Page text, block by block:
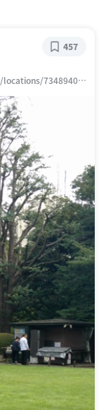
73489404
457